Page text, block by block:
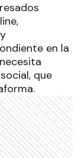
en la
que